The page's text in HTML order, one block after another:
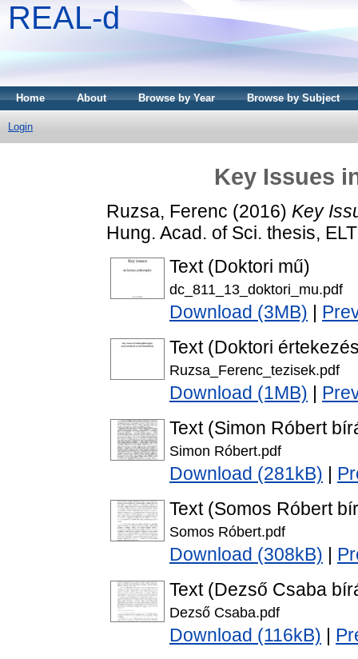
REAL-d
Home About Browse by Year Browse by Subject
Login
Key Issues
Ruzsa, Ferenc (2016) Key
Hung. Acad. of Sci. thesis,
Text (Doktori mű)
dc_811_13_doktori_mu.pdf
Download (3MB)
Text (Doktori
Ruzsa_Ferenc_tezisek.pdf
Download (1MB)
Text (Simon Róbert
Simon Róbert.pdf
Download (281kB)
Text (Somos Róbert
Somos Róbert.pdf
Download (308kB)
Text (Dezső Csaba
Dezső Csaba.pdf
Download (116kB)